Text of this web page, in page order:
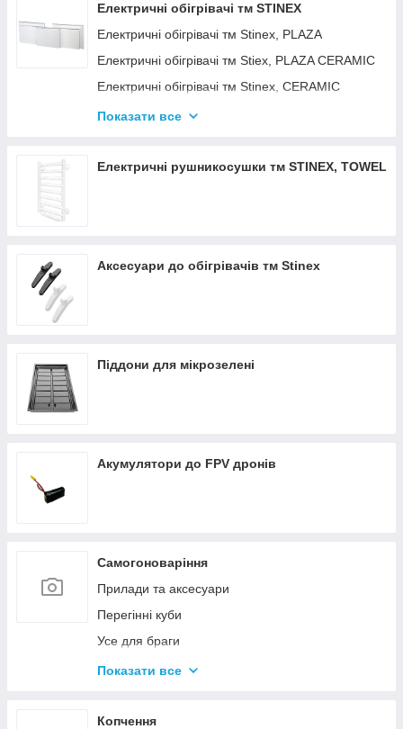
Електричні обігрівачі тм STINEX
Електричні обігрівачі тм Stinex, PLAZA
Електричні обігрівачі тм Stiex, PLAZA CERAMIC
Електричні обігрівачі тм Stinex, CERAMIC
Електричні обігрівачі тм Stinex, COMBIE
Показати все
Електричні рушникосушки тм STINEX, TOWEL
Аксесуари до обігрівачів тм Stinex
Піддони для мікрозелені
Акумулятори до FPV дронів
Самогоноваріння
Прилади та аксесуари
Перегінні куби
Усе для браги
Комплектуючі та запчастини
Колони без ємності
Показати все
Копчення